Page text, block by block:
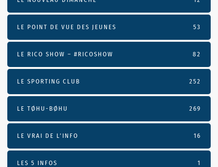
LE POINT DE VUE DES JEUNES 53
LE RICO SHOW – #RICOSHOW 82
LE SPORTING CLUB 252
LE TØHU-BØHU 269
LE VRAI DE L’INFO 16
LES 5 INFOS 1